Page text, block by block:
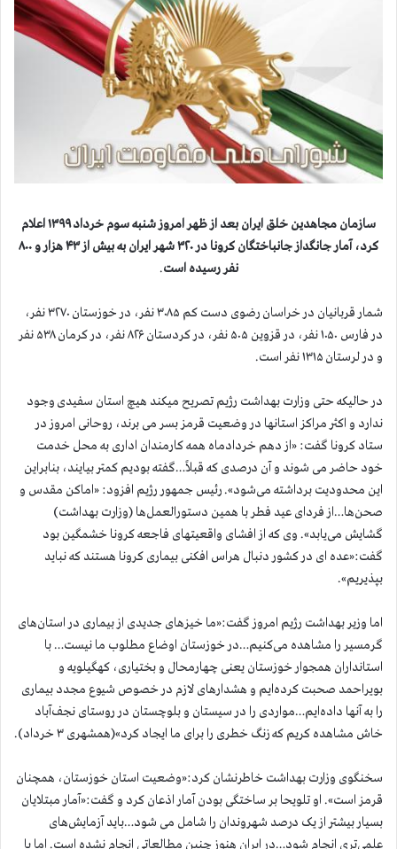
سازمان مجاهدین خلق ایران بعد از ظهر امروز شنبه سوم خرداد ۱۳۹۹ اعلام
کرد، آمار جانگداز جانباختگان کرونا در ۳۲۰ شهر ایران به بیش از ۴۳ هزار و ۸۰۰
نفر رسیده است.
شمار قربانیان در خراسان رضوی دست کم ۳۰۸۵ نفر، در خوزستان ۳۲۷۰ نفر،
در فارس ۱۰۵۰ نفر، در قزوین ۵۰۵ نفر، در کردستان ۸۲۶ نفر، در کرمان ۵۳۸ نفر
و در لرستان ۱۳۱۵ نفر است.
در حالیکه حتی وزارت بهداشت رژیم تصریح میکند هیچ استان سفیدی وجود
ندارد و اکثر مراکز استانها در وضعیت قرمز بسر می برند، روحانی امروز در
ستاد کرونا گفت: «از دهم خردادماه همه کارمندان اداری به محل خدمت
خود حاضر می شوند و آن درصدی که قبلاً…گفته بودیم کمتر بیایند، بنابراین
این محدودیت برداشته می‌شود». رئیس جمهور رژیم افزود: «اماکن مقدس و
صحن‌ها…از فردای عید فطر با همین دستورالعمل‌ها (وزارت بهداشت)
گشایش می‌یابد». وی که از افشای واقعیتهای فاجعه کرونا خشمگین بود
گفت:«عده ای در کشور دنبال هراس افکنی بیماری کرونا هستند که نباید
بپذیریم».
اما وزیر بهداشت رژیم امروز گفت:«ما خیزهای جدیدی از بیماری در استان‌های
گرمسیر را مشاهده می‌کنیم…در خوزستان اوضاع مطلوب ما نیست… با
استانداران همجوار خوزستان یعنی چهارمحال و بختیاری، کهگیلویه و
بویراحمد صحبت کرده‌ایم و هشدارهای لازم در خصوص شیوع مجدد بیماری
را به آنها داده‌ایم…مواردی را در سیستان و بلوچستان در روستای نجف‌آباد
خاش مشاهده کریم که زنگ خطری را برای ما ایجاد کرد»(همشهری ۳ خرداد).
سخنگوی وزارت بهداشت خاطرنشان کرد:«وضعیت استان خوزستان، همچنان
قرمز است». او تلویحا بر ساختگی بودن آمار اذعان کرد و گفت:«آمار مبتلایان
بسیار بیشتر از یک درصد شهروندان را شامل می شود…باید آزمایش‌های
علمی‌تری انجام شود…در ایران هنوز چنین مطالعاتی انجام نشده است. اما با